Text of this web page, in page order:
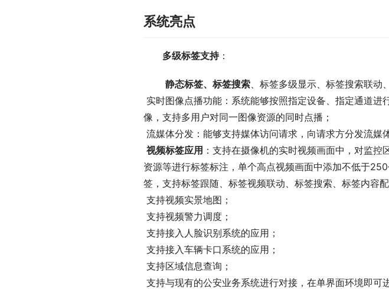
系统亮点
多级标签支持：
静态标签、标签搜索、标签多级显示、标签搜索联动
像，支持多用户对同一图像资源的同时点播；
流媒体分发：能够支持媒体访问请求，向请求方分发流媒
视频标签应用 ：支持在摄像机的实时视频画面中，对监
资源等进行标签标注，单个高点视频画面中添加不低于
签，支持标签跟随、标签视频联动、标签搜索、标签内容配
支持视频实景地图；
支持视频警力调度；
支持接入人脸识别系统的应用；
支持接入车辆卡口系统的应用；
支持区域信息查询；
支持与现有的公安业务系统进行对接，在单界面环境即可